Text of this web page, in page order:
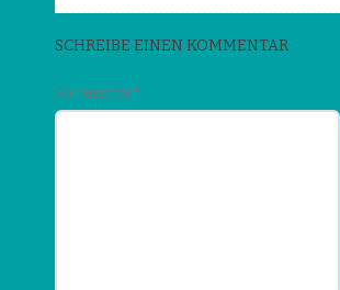
SCHREIBE EINEN KOMMENTAR
Kommentar *